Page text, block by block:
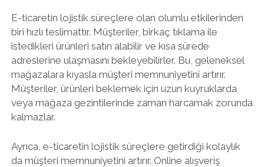
E-ticaretin lojistik süreçlere olan olumlu etkilerinden
biri hızlı teslimattır. Müşteriler, birkaç tıklama ile
istedikleri ürünleri satın alabilir ve kısa sürede
adreslerine ulaşmasını bekleyebilirler. Bu, geleneksel
mağazalara kıyasla müşteri memnuniyetini artırır.
Müşteriler, ürünleri beklemek için uzun kuyruklarda
veya mağaza gezintilerinde zaman harcamak zorunda
kalmazlar.
Ayrıca, e-ticaretin lojistik süreçlere getirdiği kolaylık
da müşteri memnuniyetini artırır. Online alışveriş